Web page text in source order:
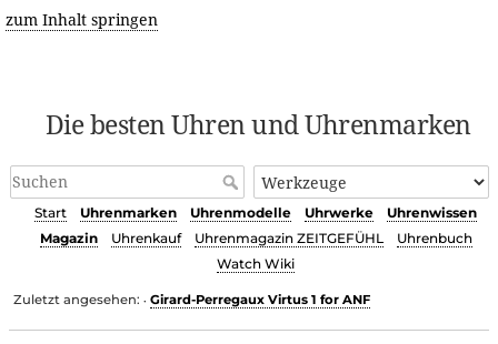
zum Inhalt springen
Die besten Uhren und Uhrenmarken
Start Uhrenmarken Uhrenmodelle Uhrwerke
Uhrenwissen
Magazin
Uhrenkauf Uhrenmagazin ZEITGEFÜHL
Uhrenbuch
Watch Wiki
Zuletzt angesehen: • Girard-Perregaux Virtus 1 for ANF